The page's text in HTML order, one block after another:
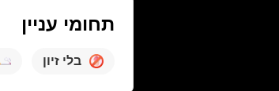
תחומי עניין
בלי זיון